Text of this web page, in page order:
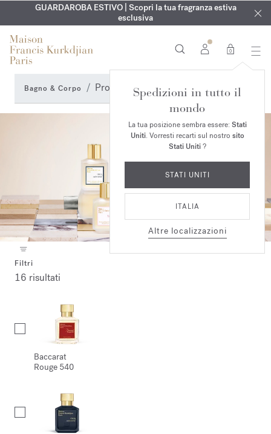
ESCLUSIVO | Scopri la nuova fragranza OUDvelvet moodnel
tuo ordine*
INCISIONE GRATUITA | Su tutte le fragranze e gli oli per il
corpo fino al 9 agosto
GUARDAROBA ESTIVO | Scopri la tua fragranza estiva
esclusiva
0
Spedizioni in tutto il
mondo
La tua posizione sembra essere: Stati
Uniti. Vorresti recarti sul nostro sito
Stati Uniti?
STATI UNITI
ITALIA
Altre localizzazioni
Bagno & Corpo Profumo per capelli
Filtri
16 risultati
Baccarat
Rouge 540